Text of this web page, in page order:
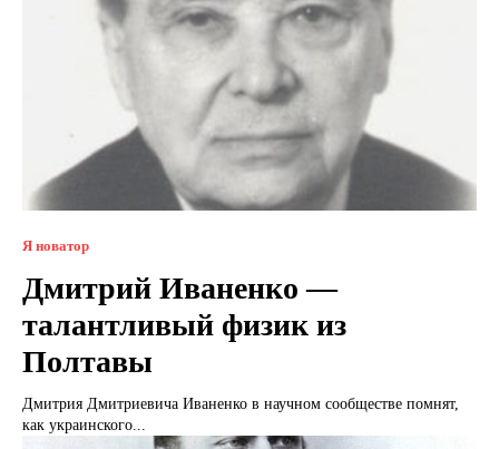
Я новатор
Дмитрий Иваненко —
талантливый физик из
Полтавы
Дмитрия Дмитриевича Иваненко в научном сообществе помнят,
как украинского...